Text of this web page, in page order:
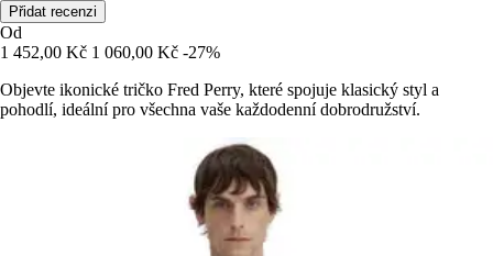
Přidat recenzi
Od
1 452,00 Kč 1 060,00 Kč -27%
Objevte ikonické tričko Fred Perry, které spojuje klasický styl a
pohodlí, ideální pro všechna vaše každodenní dobrodružství.